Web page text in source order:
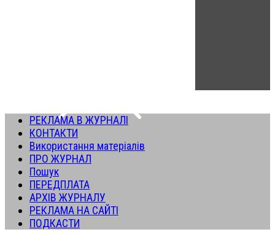
РЕКЛАМА В ЖУРНАЛІ
КОНТАКТИ
Використання матеріалів
ПРО ЖУРНАЛ
Пошук
ПЕРЕДПЛАТА
АРХІВ ЖУРНАЛУ
РЕКЛАМА НА САЙТІ
ПОДКАСТИ